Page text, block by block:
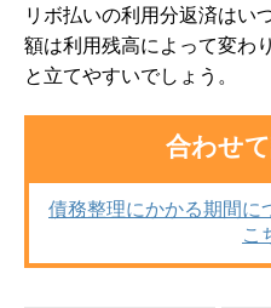
リボ払いの利用分返済はい
額は利用残高によって変わ
と立てやすいでしょう。
合わせ
債務整理にかかる期間に
こ